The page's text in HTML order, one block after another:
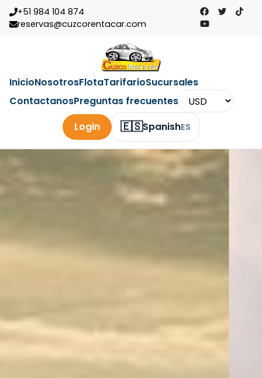
+51 984 104 874
reservas@cuzcorentacar.com
InicioNosotrosFlotaTarifarioSucursales
ContactanosPreguntas frecuentes
🇪🇸SpanishES
Login